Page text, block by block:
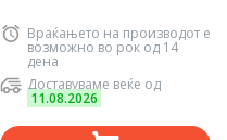
Враќањето на производот е
возможно во рок од 14
дена
Доставуваме веќе од
11.08.2026